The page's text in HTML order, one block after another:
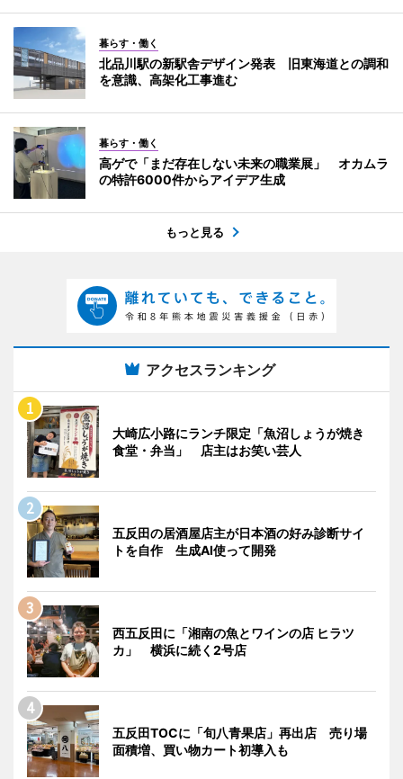
暮らす・働く
北品川駅の新駅舎デザイン発表 旧東海道との調和
を意識、高架化工事進む
暮らす・働く
高ゲで「まだ存在しない未来の職業展」 オカムラ
の特許6000件からアイデア生成
もっと見る
アクセスランキング
大崎広小路にランチ限定「魚沼しょうが焼き
食堂・弁当」 店主はお笑い芸人
五反田の居酒屋店主が日本酒の好み診断サイ
トを自作 生成AI使って開発
西五反田に「湘南の魚とワインの店 ヒラツ
カ」 横浜に続く2号店
五反田TOCに「旬八青果店」再出店 売り場
面積増、買い物カート初導入も